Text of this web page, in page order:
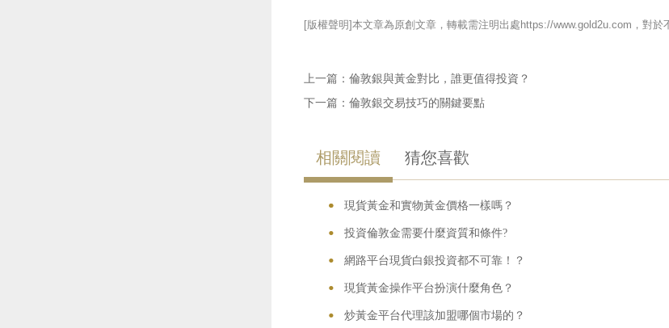
[版權聲明]本文章為原創文章，轉載需注明出處https://www.gold2u.com，對
上一篇： 倫敦銀與黃金對比，誰更值得投資？
下一篇： 倫敦銀交易技巧的關鍵要點
相關閱讀 猜您喜歡
•
• 現貨黃金和實物黃金價格一樣嗎？
• 投資倫敦金需要什麼資質和條件?
• 網路平台現貨白銀投資都不可靠！？
• 現貨黃金操作平台扮演什麼角色？
• 炒黃金平台代理該加盟哪個市場的？